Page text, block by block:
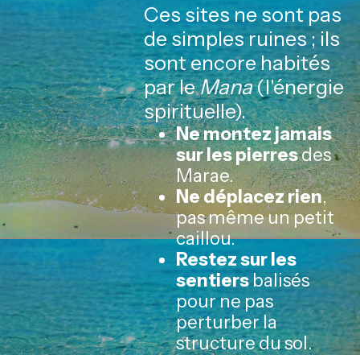
Ces sites ne sont pas
de simples ruines ; ils
sont encore habités
par leMana(l'énergie
spirituelle).
Ne montez jamais
sur les pierresdes
Marae.
Ne déplacez rien,
pas même un petit
caillou.
Restez sur les
sentiersbalisés
pour ne pas
perturber la
structure du sol.